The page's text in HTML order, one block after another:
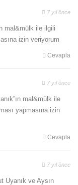
7 yıl önce
mal&mülk ile ilgili
izin veriyorum
Cevapla
7 yıl önce
mal&mülk ile
yapmasına izin
Cevapla
7 yıl önce
Uyanık ve Aysın